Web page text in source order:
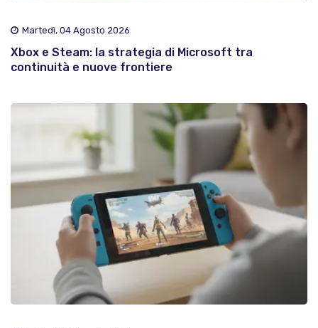
Martedì, 04 Agosto 2026
Xbox e Steam: la strategia di Microsoft tra
continuità e nuove frontiere